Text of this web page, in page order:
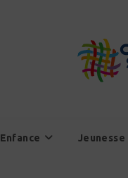
Enfance Jeunesse